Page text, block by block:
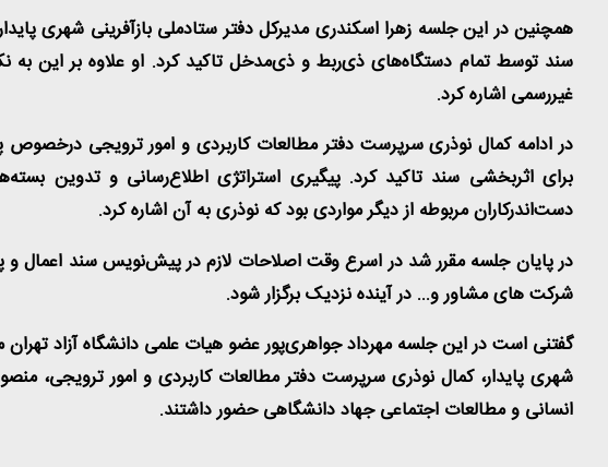
همچنین در این جلسه زهرا اسکندری مدیرکل دفتر ستادملی بازآفرینی شهری
سند توسط تمام دستگاه‌های ذی‌ربط و ذی‌مدخل تاکید کرد. او علاوه بر این به
غیررسمی اشاره کرد.
در ادامه کمال نوذری سرپرست دفتر مطالعات کاربردی و امور ترویجی درخصوص
برای اثربخشی سند تاکید کرد. پیگیری استراتژی اطلاع‌رسانی و تدوین
دست‌اندرکاران مربوطه از دیگر مواردی بود که نوذری به آن اشاره کرد.
در پایان جلسه مقرر شد در اسرع وقت اصلاحات لازم در پیش‌نویس سند اعمال
شرکت های مشاور و... در آینده نزدیک برگزار شود.
گفتنی است در این جلسه مهرداد جواهری‌پور عضو هیات علمی دانشگاه آزاد
شهری پایدار، کمال نوذری سرپرست دفتر مطالعات کاربردی و امور ترویجی،
انسانی و مطالعات اجتماعی جهاد دانشگاهی حضور داشتند.